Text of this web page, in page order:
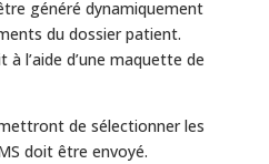
généré dynamiquement
du dossier patient.
l’aide d’une maquette de
de sélectionner les
doit être envoyé.